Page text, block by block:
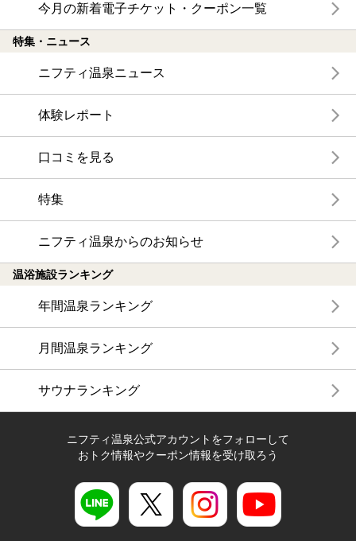
今月の新着電子チケット・クーポン一覧
特集・ニュース
ニフティ温泉ニュース
体験レポート
口コミを見る
特集
ニフティ温泉からのお知らせ
温浴施設ランキング
年間温泉ランキング
月間温泉ランキング
サウナランキング
ニフティ温泉公式アカウントをフォローして
おトク情報やクーポン情報を受け取ろう